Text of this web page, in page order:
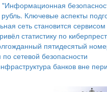
Ключевые аспекты
сеть становится
статистику по
пятидесятый
сетевой безопасности
банков вне